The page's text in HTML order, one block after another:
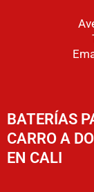
BATERÍAS
CARRO A
EN CALI